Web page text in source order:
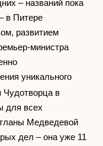
– названий пока
в Питере
развитием
министра
уникального
Чудотворца в
для всех
Медведевой
дел – она уже 11